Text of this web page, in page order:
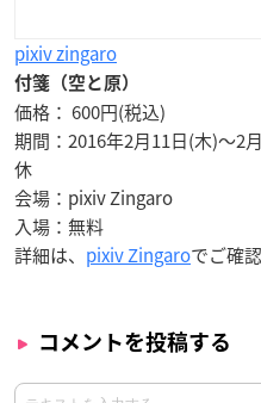
pixiv zingaro
付箋（空と原）
価格： 600円(税込)
期間：2016年2月11日(木)〜2
休
会場：pixiv Zingaro
入場：無料
詳細は、 pixiv Zingaroでご確
コメントを投稿する